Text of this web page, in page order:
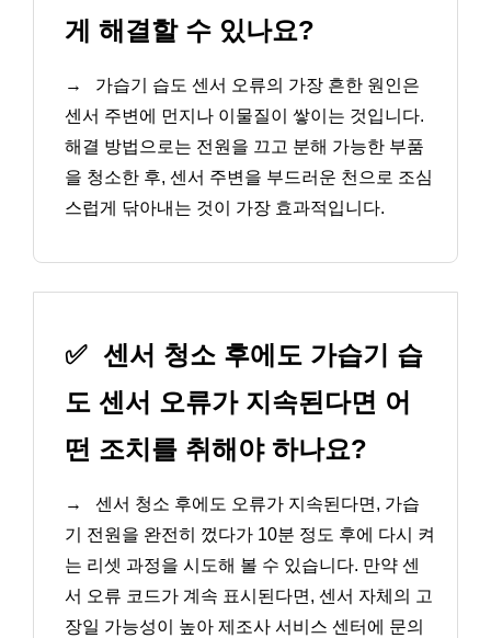
게 해결할 수 있나요?
→
가습기 습도 센서 오류의 가장 흔한 원인은
센서 주변에 먼지나 이물질이 쌓이는 것입니다.
해결 방법으로는 전원을 끄고 분해 가능한 부품
을 청소한 후, 센서 주변을 부드러운 천으로 조심
스럽게 닦아내는 것이 가장 효과적입니다.
✅ 센서 청소 후에도 가습기 습
도 센서 오류가 지속된다면 어
떤 조치를 취해야 하나요?
→
센서 청소 후에도 오류가 지속된다면, 가습
기 전원을 완전히 껐다가 10분 정도 후에 다시 켜
는 리셋 과정을 시도해 볼 수 있습니다. 만약 센
서 오류 코드가 계속 표시된다면, 센서 자체의 고
장일 가능성이 높아 제조사 서비스 센터에 문의